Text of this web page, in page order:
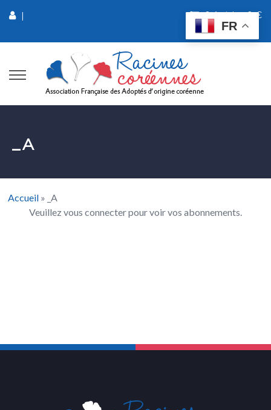
| 0 Article 0 €
_A
Accueil » _A
Veuillez vous connecter pour voir vos abonnements.
FR